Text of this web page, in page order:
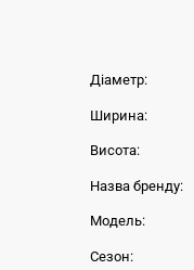
Діаметр:
Ширина:
Висота:
Назва бренду:
Модель:
Сезон: